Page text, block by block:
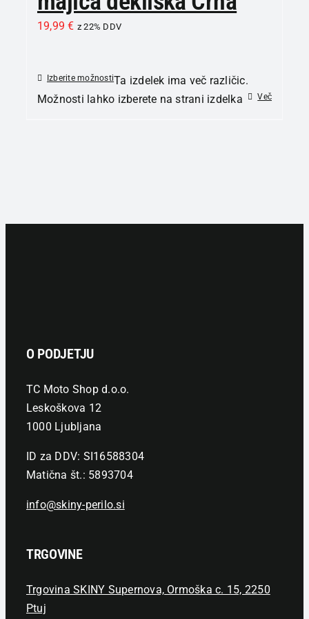
19,99€ z 22% DDV
Izberite možnostiTa izdelek ima več različic.
Možnosti lahko izberete na strani izdelka
Več
O PODJETJU
TC Moto Shop d.o.o.
Leskoškova 12
1000 Ljubljana
ID za DDV: SI16588304
Matična št.: 5893704
info@skiny-perilo.si
TRGOVINE
Trgovina SKINY Supernova, Ormoška c. 15, 2250
Ptuj